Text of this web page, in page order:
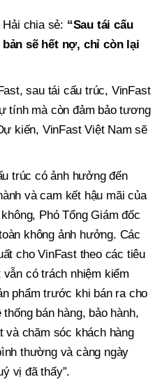
chia sẻ: “Sau tái cấu
sẽ hết nợ, chỉ còn lại
sau tái cấu trúc, VinFast
tính mà còn đảm bảo tương
kiến, VinFast Việt Nam sẽ
trúc có ảnh hưởng đến
và cam kết hậu mãi của
Phó Tổng Giám đốc
không ảnh hưởng. Các
cho VinFast theo các tiêu
có trách nhiệm kiểm
phẩm trước khi bán ra cho
bán hàng, bảo hành,
và chăm sóc khách hàng
thường và càng ngày
vị đã thấy”.